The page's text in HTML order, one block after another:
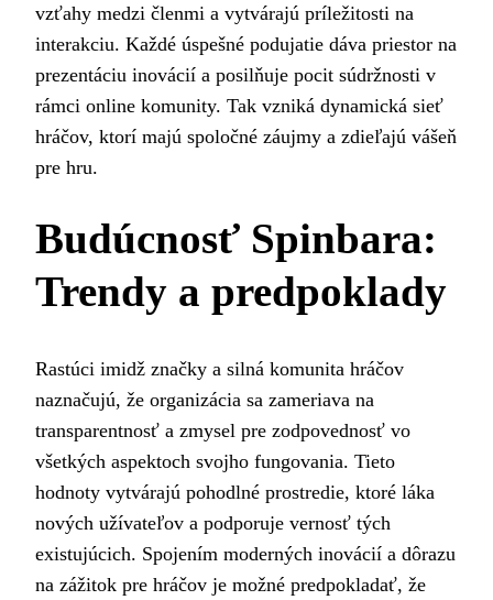
vzťahy medzi členmi a vytvárajú príležitosti na
interakciu. Každé úspešné podujatie dáva priestor na
prezentáciu inovácií a posilňuje pocit súdržnosti v
rámci online komunity. Tak vzniká dynamická sieť
hráčov, ktorí majú spoločné záujmy a zdieľajú vášeň
pre hru.
Budúcnosť Spinbara:
Trendy a predpoklady
Rastúci imidž značky a silná komunita hráčov
naznačujú, že organizácia sa zameriava na
transparentnosť a zmysel pre zodpovednosť vo
všetkých aspektoch svojho fungovania. Tieto
hodnoty vytvárajú pohodlné prostredie, ktoré láka
nových užívateľov a podporuje vernosť tých
existujúcich. Spojením moderných inovácií a dôrazu
na zážitok pre hráčov je možné predpokladať, že